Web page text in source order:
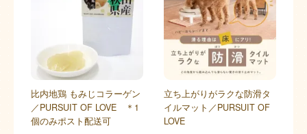
比内地鶏 もみじコラーゲン
／PURSUIT OF LOVE ＊1
個のみポスト配送可
立ち上がりがラクな防滑タ
イルマット／PURSUIT OF
LOVE